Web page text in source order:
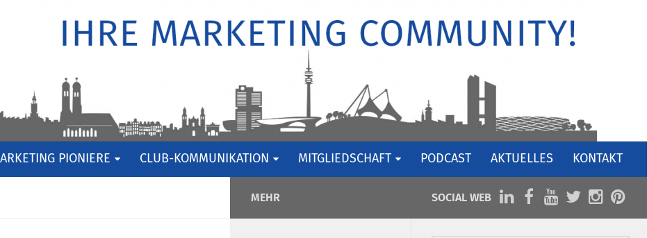
PIONIERE CLUB-KOMMUNIKATION MITGLIEDSCHAFT PODCAST AKTUELLES KONTAKT
SOCIAL WEB
MEHR